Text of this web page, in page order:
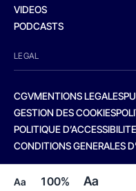
Aa 100% Aa
VIDEOS
PODCASTS
LEGAL
CGVMENTIONS LEGALES
GESTION DES COOKIES
POLITIQUE D’ACCESSIBILITE
CONDITIONS GENERALES